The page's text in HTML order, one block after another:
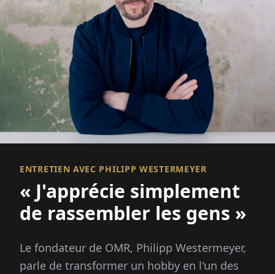
ENTRETIEN AVEC PHILIPP WESTERMEYER
« J'apprécie simplement
de rassembler les gens »
Le fondateur de OMR, Philipp Westermeyer,
parle de transformer un hobby en l'un des